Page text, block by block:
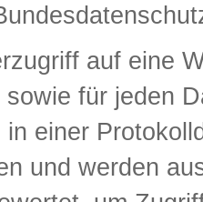
auf eine
für jeden
in einer
und werden